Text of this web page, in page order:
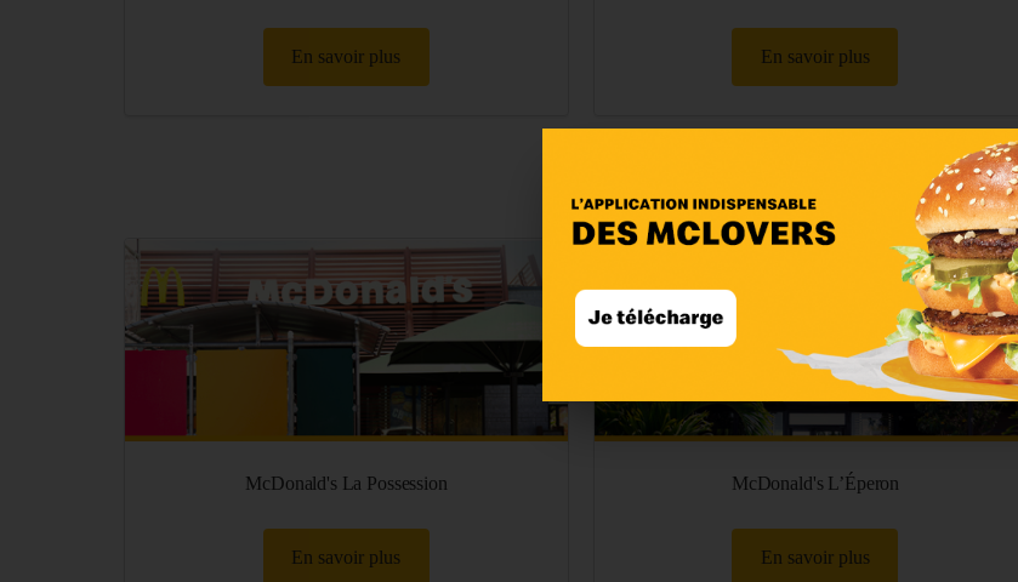
En savoir plus En savoir plus
McDonald's La Possession
En savoir plus
McDonald's L’Éperon
En savoir plus